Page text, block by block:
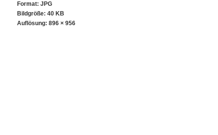
Format: JPG
Bildgröße: 40 KB
Auflösung: 896 × 956